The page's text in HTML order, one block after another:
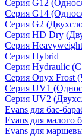
Серия G12
Серия G14
Серия G2
Серия HD Dry
Серия
Серия Hybrid
Серия Hydraulic
Серия Onyx Frost
Серия UV1
Серия UV2
Evans для бас-
Evans для малого
Evans для